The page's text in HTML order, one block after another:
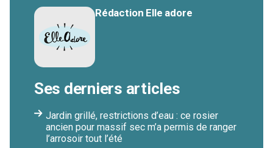
Rédaction Elle adore
Ses derniers articles
Jardin grillé, restrictions d’eau : ce rosier
ancien pour massif sec m’a permis de ranger
l’arrosoir tout l’été